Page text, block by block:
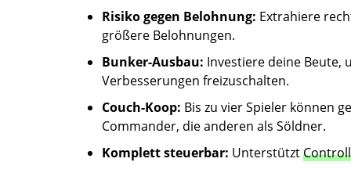
Risiko gegen Belohnung: Extrahiere
größere Belohnungen.
Bunker-Ausbau: Investiere deine Beute,
Verbesserungen freizuschalten.
Couch-Koop: Bis zu vier Spieler können
Commander, die anderen als Söldner.
Komplett steuerbar: Unterstützt